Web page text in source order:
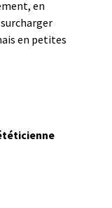
en
en petites